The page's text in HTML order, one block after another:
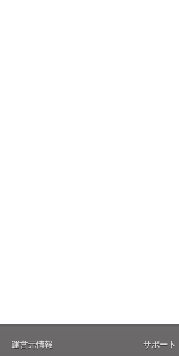
運営元情報 サポート